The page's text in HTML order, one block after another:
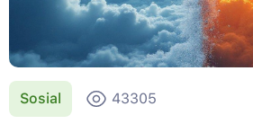
Sosial 43305